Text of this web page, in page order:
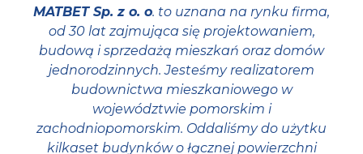
MATBET Sp. z o. o. to uznana na rynku firma,
od 30 lat zajmująca się projektowaniem,
budową i sprzedażą mieszkań oraz domów
jednorodzinnych. Jesteśmy realizatorem
budownictwa mieszkaniowego w
województwie pomorskim i
zachodniopomorskim. Oddaliśmy do użytku
kilkaset budynków o łącznej powierzchni